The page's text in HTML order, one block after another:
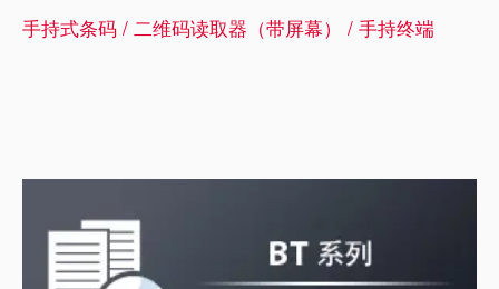
手持式条码 / 二维码读取器（带屏幕） / 手持终端